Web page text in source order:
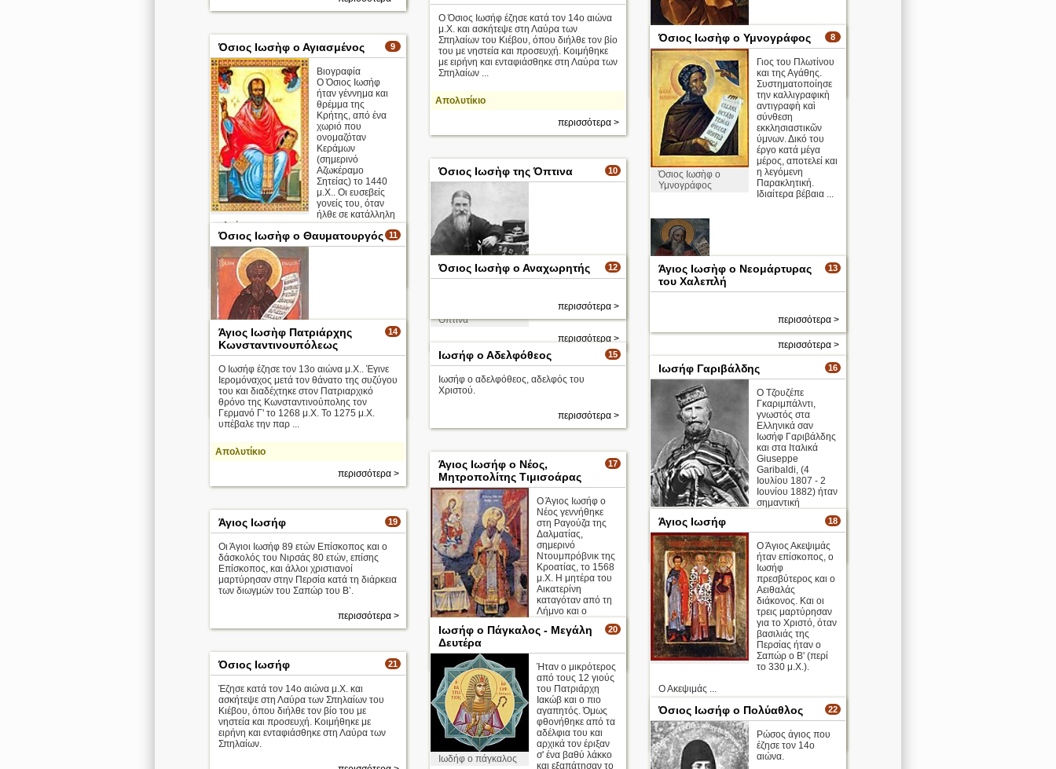
Ο Ιωσήφ με το
μωρό Ιησού Guido
Reni
περισσότερα >
Ο Όσιος Ιωσήφ έζησε κατά τον 14ο αιώνα
μ.Χ. και ασκήτεψε στη Λαύρα των
Σπηλαίων του Κιέβου, όπου διήλθε τον βίο
του με νηστεία και προσευχή. Κοιμήθηκε
με ειρήνη και ενταφιάσθηκε στη Λαύρα των
Σπηλαίων ...
Απολυτίκιο
περισσότερα >
8
Όσιος Ιωσὴφ ο Υμνογράφος
Όσιος Ιωσὴφ ο
Υμνογράφος
Γιος του Πλωτίνου
και της Αγάθης.
Συστηματοποίησε
την καλλιγραφικὴ
αντιγραφὴ καὶ
σύνθεση
εκκλησιαστικῶν
ύμνων. Δικό του
έργο κατά μέγα
μέρος, αποτελεί και
η λεγόμενη
Παρακλητική.
Ιδιαίτερα βέβαια ...
Όσιος Ιωσὴφ
ο
περισσότερα >
9
Όσιος Ιωσὴφ ο Αγιασμένος
Βιογραφία
Ο Όσιος Ιωσήφ
ήταν γέννημα και
θρέμμα της
Κρήτης, από ένα
χωριό που
ονομαζόταν
Κεράμων
(σημερινό
Αζωκέραμο
Σητείας) το 1440
μ.Χ.. Οι ευσεβείς
γονείς του, όταν
ήλθε σε κατάλληλη
ηλικία το ...
Απολυτίκιο
10
Όσιος Ιωσὴφ της Όπτινα
Όπτινα
περισσότερα >
11
Όσιος Ιωσὴφ ο Θαυματουργός
Όσιος Ιωσὴφ ο
Θαυματουργός
περισσότερα >
12
Όσιος Ιωσὴφ ο Αναχωρητής
περισσότερα >
13
Άγιος Ιωσὴφ ο Νεομάρτυρας
του Χαλεπλή
περισσότερα >
14
Άγιος Ιωσὴφ Πατριάρχης
Κωνσταντινουπόλεως
Ο Ιωσήφ έζησε τον 13ο αιώνα μ.Χ.. Έγινε
Ιερομόναχος μετά τον θάνατο της συζύγου
του και διαδέχτηκε στον Πατριαρχικό
θρόνο της Κωνσταντινούπολης τον
Γερμανό Γ' το 1268 μ.Χ. Το 1275 μ.Χ.
υπέβαλε την παρ ...
Απολυτίκιο
περισσότερα >
15
Ιωσήφ ο Αδελφόθεος
Ιωσήφ ο αδελφόθεος, αδελφός του
Χριστού.
περισσότερα >
16
Ιωσήφ Γαριβάλδης
Ο Τζουζέπε
Γκαριμπάλντι,
γνωστός στα
Ελληνικά σαν
Ιωσήφ Γαριβάλδης
και στα Ιταλικά
Giuseppe
Garibaldi, (4
Ιουλίου 1807 - 2
Ιουνίου 1882) ήταν
σημαντική
πολιτική φυσιογνωμία της Ιταλίας ...
περισσότερα >
17
Άγιος Ιωσήφ ο Νέος,
Μητροπολίτης Τιμισοάρας
Ο Άγιος Ιωσήφ ο
Νέος γεννήθηκε
στη Ραγούζα της
Δαλματίας,
σημερινό
Ντουμπρόβνικ της
Κροατίας, το 1568
μ.Χ. Η μητέρα του
Αικατερίνη
καταγόταν από τη
Λήμνο και ο
Ιωάννης ήταν Βενετός καραβοκ ...
18
Άγιος Ιωσήφ
Ο Άγιος Ακεψιμάς
ήταν επίσκοπος, ο
Ιωσήφ
πρεσβύτερος και ο
Αειθαλάς
διάκονος. Και οι
τρεις μαρτύρησαν
για το Χριστό, όταν
βασιλιάς της
Περσίας ήταν ο
Σαπώρ ο Β' (περί
το 330 μ.Χ.).
Ο Ακεψιμάς ...
Απολυτίκιο
περισσότερα >
19
Άγιος Ιωσήφ
Οι Άγιοι Ιωσήφ 89 ετών Επίσκοπος και ο
δάσκολός του Νιρσάς 80 ετών, επίσης
Επίσκοπος, και άλλοι χριστιανοί
μαρτύρησαν στην Περσία κατά τη διάρκεια
των διωγμών του Σαπώρ του Β’.
περισσότερα >
20
Ιωσήφ ο Πάγκαλος - Μεγάλη
Δευτέρα
Ιωδήφ ο πάγκαλος
Ήταν ο μικρότερος
από τους 12 γιούς
του Πατριάρχη
Ιακώβ και ο πιο
αγαπητός. Όμως
φθονήθηκε από τα
αδέλφια του και
αρχικά τον έριξαν
σ' ένα βαθύ λάκκο
και εξαπάτησαν το
21
Όσιος Ιωσήφ
Έζησε κατά τον 14ο αιώνα μ.Χ. και
ασκήτεψε στη Λαύρα των Σπηλαίων του
Κιέβου, όπου διήλθε τον βίο του με
νηστεία και προσευχή. Κοιμήθηκε με
ειρήνη και ενταφιάσθηκε στη Λαύρα των
Σπηλαίων.
22
Όσιος Ιωσήφ ο Πολύαθλος
Ρώσος άγιος που
έζησε τον 14ο
αιώνα.